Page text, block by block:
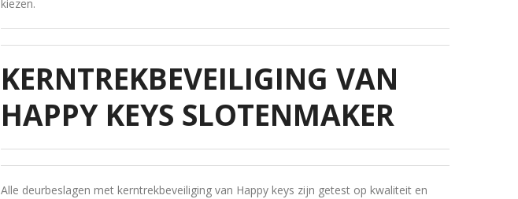
kiezen.
KERNTREKBEVEILIGING VAN
HAPPY KEYS SLOTENMAKER
Alle deurbeslagen met kerntrekbeveiliging van Happy keys zijn getest op kwaliteit en